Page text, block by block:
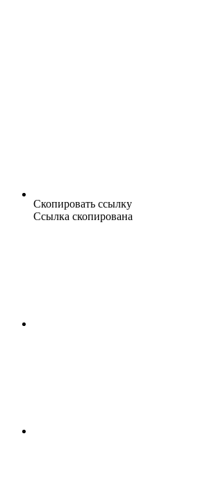
Скопировать ссылку
Ссылка скопирована